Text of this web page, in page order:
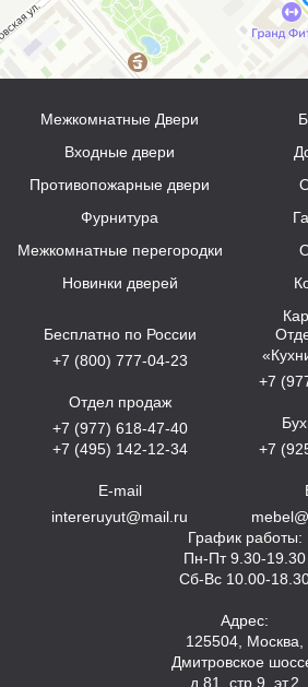
Межкомнатные Двери
Входные двери
Противопожарные двери
Фурнитура
Межкомнатные перегородки
Новинки дверей
Бесплатно по России
+7 (800) 777-04-23
Отдел продаж
+7 (977) 618-47-40
+7 (495) 142-12-34
E-mail
intereruyut@mail.ru
+7
+7
График работы:
Пн-Пт 9.30-19.30
Сб-Вс 10.00-
Адрес:
125504, Москва,
Дмитровское
д.81, стр.9, эт.2